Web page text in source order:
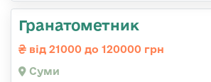
Гранатометник
від 21000 до 120000 грн
Суми